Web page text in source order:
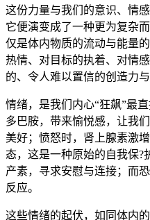
这份力量与我们的意识、情
它便演变成了一种更为复杂
仅是体内物质的流动与能量
热情、对目标的执着、对情
的、令人难以置信的创造力与
情绪，是我们内心“狂飙”最
多巴胺，带来愉悦感，让我
美好；愤怒时，肾上腺素激
态，这是一种原始的自我保?
产素，寻求安慰与连接；而
反应。
这些情绪的起伏，如同体内